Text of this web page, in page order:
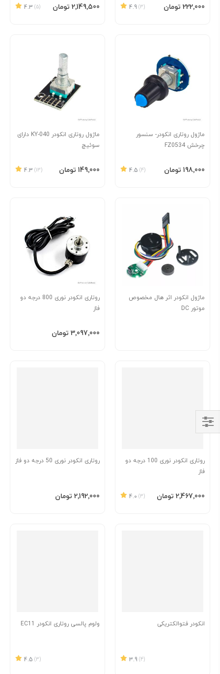
4.9 (3) ‎222٬000 تومان
افزودن به سبد 4.3 (5) ‎2٬149٬500 تومان
افزودن به سبد
ماژول روتاری انکودر- سنسور
چرخش FZ0534
4.5 (4) ‎198٬000 تومان
افزودن به سبد
ماژول روتاری انکودر KY-040 دارای
سوئیچ
4.3 (13) ‎149٬000 تومان
افزودن به سبد
ماژول انکودر اثر هال مخصوص
موتور DC
روتاری انکودر نوری 800 درجه دو
فاز
‎3٬097٬000 تومان
افزودن به سبد
روتاری انکودر نوری 100 درجه دو
فاز
4.0 (3) ‎2٬467٬000 تومان
افزودن به سبد
روتاری انکودر نوری 50 درجه دو فاز
‎2٬192٬000 تومان
افزودن به سبد
انکودر فتوالکتریکی
3.9 (4)
ولوم پالسی روتاری انکودر EC11
4.5 (3)
Shop